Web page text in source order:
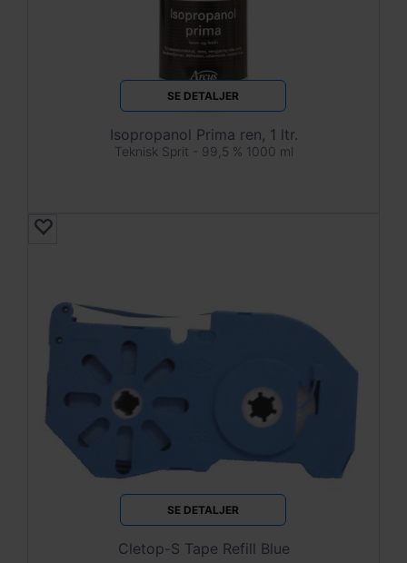
SE DETALJER
Isopropanol Prima ren, 1 ltr.
Teknisk Sprit - 99,5 % 1000 ml
SE DETALJER
Cletop-S Tape Refill Blue